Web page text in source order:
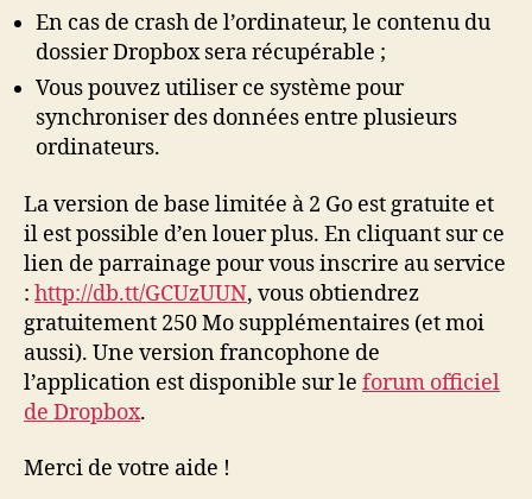
En cas de crash de l’ordinateur, le contenu du
dossier Dropbox sera récupérable ;
Vous pouvez utiliser ce système pour
synchroniser des données entre plusieurs
ordinateurs.
La version de base limitée à 2 Go est gratuite et
il est possible d’en louer plus. En cliquant sur ce
lien de parrainage pour vous inscrire au service
: http://db.tt/GCUzUUN, vous obtiendrez
gratuitement 250 Mo supplémentaires (et moi
aussi). Une version francophone de
l’application est disponible sur le forum officiel
de Dropbox.
Merci de votre aide !